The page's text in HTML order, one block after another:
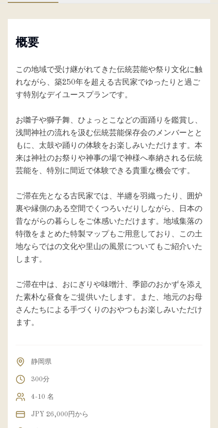
概要
この地域で受け継がれてきた伝統芸能や祭り文化に触
れながら、築250年を超える古民家でゆったりと過ご
す特別なデイユースプランです。
お囃子や獅子舞、ひょっとこなどの面踊りを鑑賞し、
浅間神社の流れを汲む伝統芸能保存会のメンバーとと
もに、太鼓や踊りの体験をお楽しみいただけます。本
来は神社のお祭りや神事の場で神様へ奉納される伝統
芸能を、特別に間近で体験できる貴重な機会です。
ご滞在先となる古民家では、半纏を羽織ったり、囲炉
裏や縁側のある空間でくつろいだりしながら、日本の
昔ながらの暮らしをご体感いただけます。地域集落の
特徴をまとめた特製マップもご用意しており、この土
地ならではの文化や里山の風景についてもご紹介いた
します。
ご滞在中は、おにぎりや味噌汁、季節のおかずを添え
た素朴な昼食をご提供いたします。また、地元のお母
さんたちによる手づくりのおやつもお楽しみいただけ
ます。
静岡県
300分
4-10 名
JPY 26,000円から